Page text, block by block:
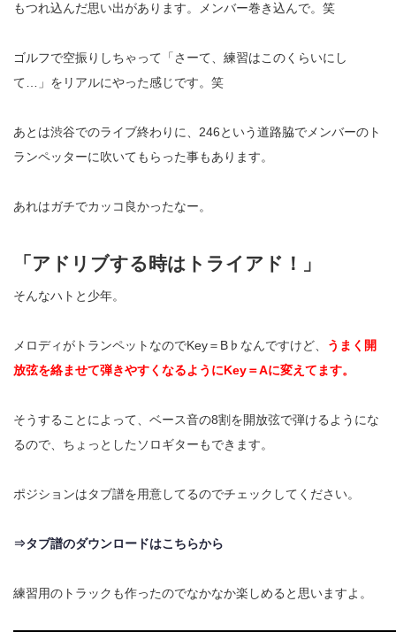
もつれ込んだ思い出があります。メンバー巻き込んで。笑
ゴルフで空振りしちゃって「さーて、練習はこのくらいにし
て…」をリアルにやった感じです。笑
あとは渋谷でのライブ終わりに、246という道路脇でメンバーのト
ランペッターに吹いてもらった事もあります。
あれはガチでカッコ良かったなー。
「アドリブする時はトライアド！」
そんなハトと少年。
メロディがトランペットなのでKey＝B♭なんですけど、
うまく開
放弦を絡ませて弾きやすくなるようにKey＝Aに変えてます。
そうすることによって、ベース音の8割を開放弦で弾けるようにな
るので、ちょっとしたソロギターもできます。
ポジションはタブ譜を用意してるのでチェックしてください。
⇒タブ譜のダウンロードはこちらから
練習用のトラックも作ったのでなかなか楽しめると思いますよ。